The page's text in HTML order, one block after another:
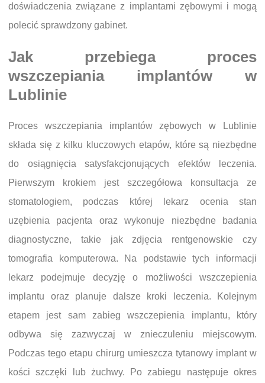
doświadczenia związane z implantami zębowymi i mogą
polecić sprawdzony gabinet.
Jak przebiega proces
wszczepiania implantów w
Lublinie
Proces wszczepiania implantów zębowych w Lublinie
składa się z kilku kluczowych etapów, które są niezbędne
do osiągnięcia satysfakcjonujących efektów leczenia.
Pierwszym krokiem jest szczegółowa konsultacja ze
stomatologiem, podczas której lekarz ocenia stan
uzębienia pacjenta oraz wykonuje niezbędne badania
diagnostyczne, takie jak zdjęcia rentgenowskie czy
tomografia komputerowa. Na podstawie tych informacji
lekarz podejmuje decyzję o możliwości wszczepienia
implantu oraz planuje dalsze kroki leczenia. Kolejnym
etapem jest sam zabieg wszczepienia implantu, który
odbywa się zazwyczaj w znieczuleniu miejscowym.
Podczas tego etapu chirurg umieszcza tytanowy implant w
kości szczęki lub żuchwy. Po zabiegu następuje okres